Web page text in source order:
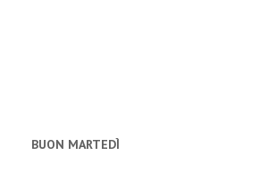
BUON MARTEDÌ